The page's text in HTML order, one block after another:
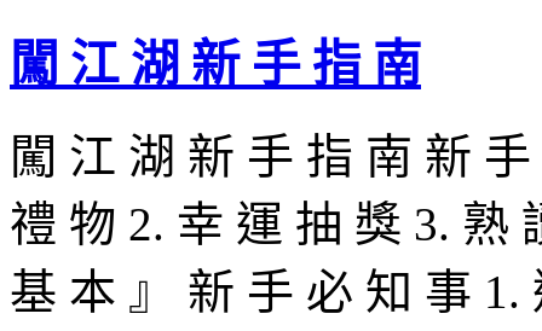
闖 江 湖 新 手 指 南
闖 江 湖 新 手 指 南 新
禮 物 2. 幸 運 抽 獎 3. 熟
基 本 』 新 手 必 知 事